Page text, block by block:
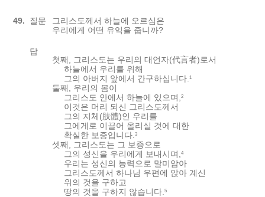
49. 질문
그리스도께서 하늘에 오르심은
우리에게 어떤 유익을 줍니까?
답
첫째, 그리스도는 우리의 대언자(代言者)로서
하늘에서 우리를 위해
그의 아버지 앞에서 간구하십니다. 1
둘째, 우리의 몸이
그리스도 안에서 하늘에 있으며, 2
이것은 머리 되신 그리스도께서
그의 지체(肢體)인 우리를
그에게로 이끌어 올리실 것에 대한
확실한 보증입니다. 3
셋째, 그리스도는 그 보증으로
그의 성신을 우리에게 보내시며, 4
우리는 성신의 능력으로 말미암아
그리스도께서 하나님 우편에 앉아 계신
위의 것을 구하고
땅의 것을 구하지 않습니다. 5